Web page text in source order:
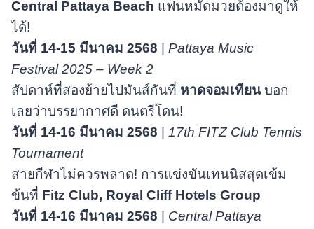
Central Pattaya Beach แฟนหมัดมวยต้องมาดูให้
ได้!
วันที่ 14-15 มีนาคม 2568
Pattaya Music
Festival 2025 – Week 2
สัปดาห์ที่สองย้ายไปมันส์กันที่ หาดจอมเทียนบอก
เลยว่าบรรยากาศดี ดนตรีโดน!
วันที่ 14-16 มีนาคม 2568
17th FITZ Club Tennis
Tournament
สายกีฬาไม่ควรพลาด! การแข่งขันเทนนิสสุดเข้ม
ข้นที่ Fitz Club, Royal Cliff Hotels Group
วันที่ 14-16 มีนาคม 2568
Central Pattaya